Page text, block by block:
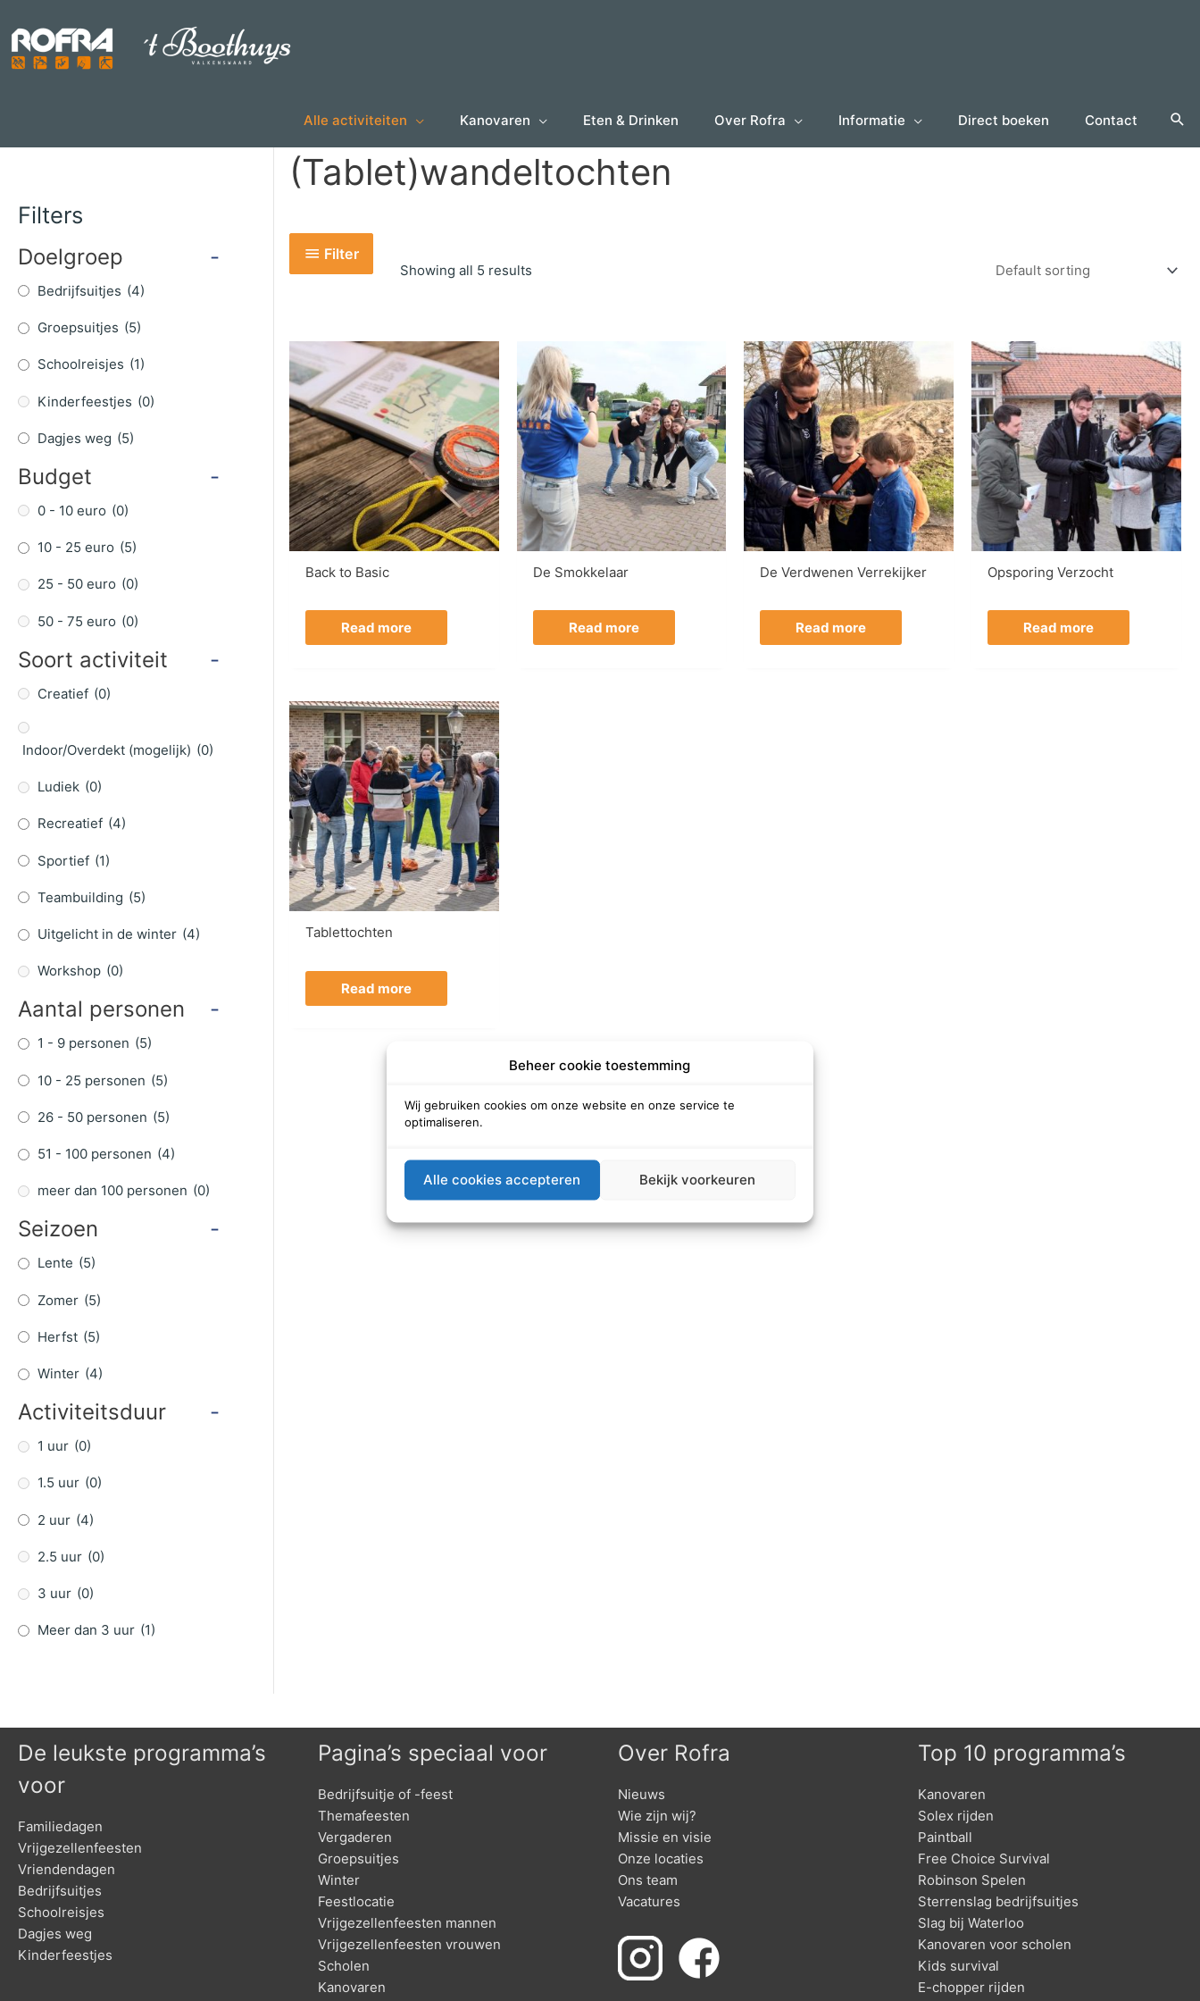
Beheer cookie toestemming
Wij gebruiken cookies om onze website en onze service te
optimaliseren.
Alle cookies accepteren Bekijk voorkeuren
content
Alle activiteiten Kanovaren Eten & Drinken Over Rofra Informatie Direct boeken Contact
Filters
Doelgroep -
Bedrijfsuitjes (4)
Groepsuitjes (5)
Schoolreisjes (1)
Kinderfeestjes (0)
Dagjes weg (5)
Budget -
0 - 10 euro (0)
10 - 25 euro (5)
25 - 50 euro (0)
50 - 75 euro (0)
Soort activiteit -
Creatief (0)
Indoor/Overdekt (mogelijk) (0)
Ludiek (0)
Recreatief (4)
Sportief (1)
Teambuilding (5)
Uitgelicht in de winter (4)
Workshop (0)
Aantal personen -
1 - 9 personen (5)
10 - 25 personen (5)
26 - 50 personen (5)
51 - 100 personen (4)
meer dan 100 personen (0)
Seizoen -
Lente (5)
Zomer (5)
Herfst (5)
Winter (4)
Activiteitsduur -
1 uur (0)
1.5 uur (0)
2 uur (4)
2.5 uur (0)
3 uur (0)
Meer dan 3 uur (1)
(Tablet)wandeltochten
Filter
Showing all 5 results
Back to Basic
Read more
De Smokkelaar
Read more
De Verdwenen Verrekijker
Read more
Opsporing Verzocht
Read more
Tablettochten
Read more
De leukste programma’s
voor
Familiedagen
Vrijgezellenfeesten
Vriendendagen
Bedrijfsuitjes
Schoolreisjes
Dagjes weg
Kinderfeestjes
Pagina’s speciaal voor
Bedrijfsuitje of -feest
Themafeesten
Vergaderen
Groepsuitjes
Winter
Feestlocatie
Vrijgezellenfeesten mannen
Vrijgezellenfeesten vrouwen
Scholen
Kanovaren
Over Rofra
Nieuws
Wie zijn wij?
Missie en visie
Onze locaties
Ons team
Vacatures
Top 10 programma’s
Kanovaren
Solex rijden
Paintball
Free Choice Survival
Robinson Spelen
Sterrenslag bedrijfsuitjes
Slag bij Waterloo
Kanovaren voor scholen
Kids survival
E-chopper rijden